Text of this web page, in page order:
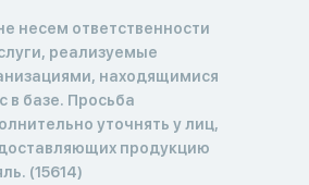
несем ответственности
реализуемые
находящимися
в базе. Просьба
уточнять у лиц,
продукцию
(15614)